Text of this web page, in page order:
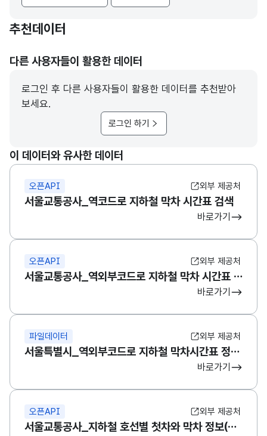
추천데이터
다른 사용자들이 활용한 데이터
로그인 후 다른 사용자들이 활용한 데이터를 추천받아
보세요.
로그인 하기
이 데이터와 유사한 데이터
오픈API 외부 제공처
서울교통공사_역코드로 지하철 막차 시간표 검색
바로가기
오픈API 외부 제공처
서울교통공사_역외부코드로 지하철 막차 시간표 검색
바로가기
파일데이터 외부 제공처
서울특별시_역외부코드로 지하철 막차시간표 정보 검색
바로가기
오픈API 외부 제공처
서울교통공사_지하철 호선별 첫차와 막차 정보(전철역코드,외부코드)